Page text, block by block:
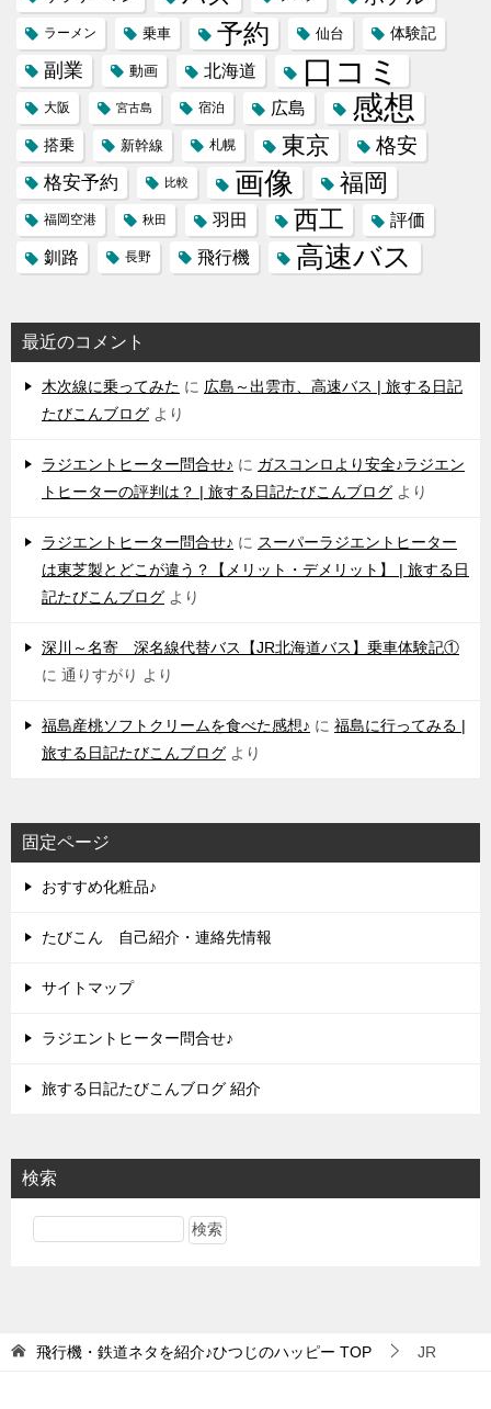
ラーメン 乗車 予約 仙台 体験記
副業 動画 北海道 口コミ
大阪 宮古島 宿泊 広島 感想
搭乗 新幹線 札幌 東京 格安
格安予約 比較 画像 福岡
福岡空港 秋田 羽田 西工
評価
釧路
長野 飛行機 高速バス
最近のコメント
木次線に乗ってみた に 広島～出雲市、高速バス | 旅する日記
たびこんブログ より
ラジエントヒーター問合せ♪ に ガスコンロより安全♪ラジエン
トヒーターの評判は？ | 旅する日記たびこんブログ より
ラジエントヒーター問合せ♪ に スーパーラジエントヒーター
は東芝製とどこが違う？【メリット・デメリット】 | 旅する日
記たびこんブログ より
深川～名寄 深名線代替バス【JR北海道バス】乗車体験記①
に 通りすがり より
福島産桃ソフトクリームを食べた感想♪ に 福島に行ってみる |
旅する日記たびこんブログ より
固定ページ
おすすめ化粧品♪
たびこん 自己紹介・連絡先情報
サイトマップ
ラジエントヒーター問合せ♪
旅する日記たびこんブログ 紹介
検索
飛行機・鉄道ネタを紹介♪ひつじのハッピー TOP JR